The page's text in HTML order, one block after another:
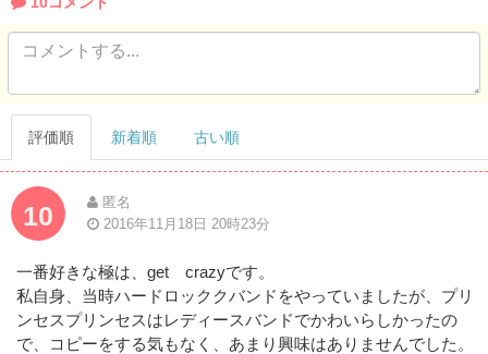
評価順 新着順 古い順
10
匿名
2016年11月18日 20時23分
一番好きな極は、get crazyです。
私自身、当時ハードロッククバンドをやっていましたが、プリ
ンセスプリンセスはレディースバンドでかわいらしかったの
で、コピーをする気もなく、あまり興味はありませんでした。